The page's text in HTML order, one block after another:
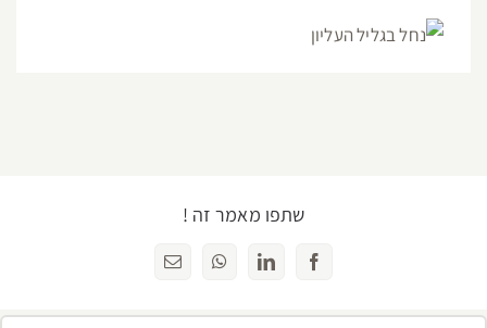
שתפו מאמר זה !
Facebook
LinkedIn
WhatsAppכתובת